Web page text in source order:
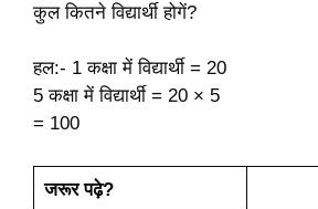
कुल कितने विद्यार्थी होगें?
हल:- 1 कक्षा में विद्यार्थी = 20
5 कक्षा में विद्यार्थी = 20 × 5
= 100
जरूर पढ़े?